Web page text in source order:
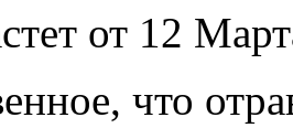
от 12
что